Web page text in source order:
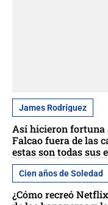
James Rodríguez
Así hicieron fortuna
Falcao fuera de las
estas son todas sus
Cien años de Soledad
¿Cómo recreó